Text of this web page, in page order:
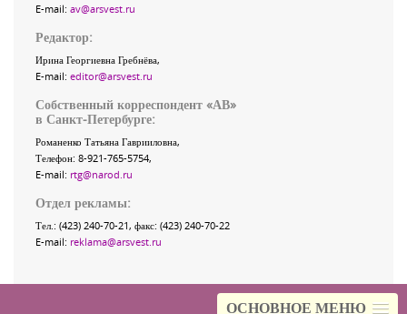
ОСНОВНОЕ МЕНЮ
E-mail: av@arsvest.ru
Редактор:
Ирина Георгиевна Гребнёва,
E-mail: editor@arsvest.ru
Собственный корреспондент «АВ»
в Санкт-Петербурге:
Романенко Татьяна Гаврииловна,
Телефон: 8-921-765-5754,
E-mail: rtg@narod.ru
Отдел рекламы:
Тел.: (423) 240-70-21, факс: (423) 240-70-22
E-mail: reklama@arsvest.ru